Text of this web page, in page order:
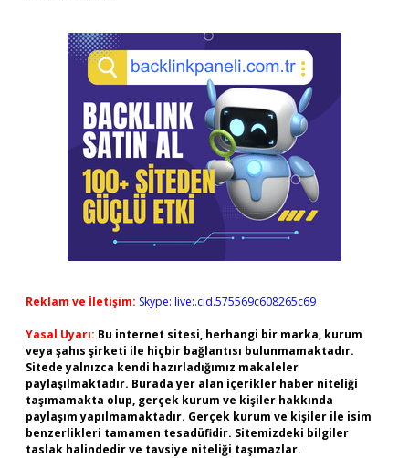
Reklam ve İletişim: Skype: live:.cid.575569c608265c69
Yasal Uyarı: Bu internet sitesi, herhangi bir marka, kurum
veya şahıs şirketi ile hiçbir bağlantısı bulunmamaktadır.
Sitede yalnızca kendi hazırladığımız makaleler
paylaşılmaktadır. Burada yer alan içerikler haber niteliği
taşımamakta olup, gerçek kurum ve kişiler hakkında
paylaşım yapılmamaktadır. Gerçek kurum ve kişiler ile isim
benzerlikleri tamamen tesadüfidir. Sitemizdeki bilgiler
taslak halindedir ve tavsiye niteliği taşımazlar.